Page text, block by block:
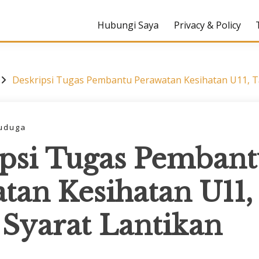
Hubungi Saya Privacy & Policy
Deskripsi Tugas Pembantu Perawatan Kesihatan U11,
Tugas
Kesihatan
Lantikan